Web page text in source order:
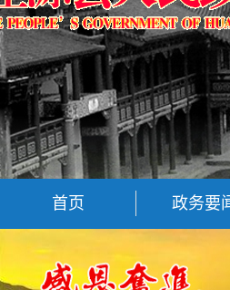
首页 政务要